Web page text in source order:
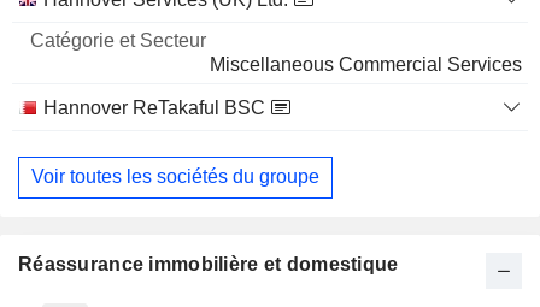
Miscellaneous Commercial Services
Hannover ReTakaful BSC
Property/Casualty Insurance
Voir toutes les sociétés du groupe
Réassurance immobilière et domestique